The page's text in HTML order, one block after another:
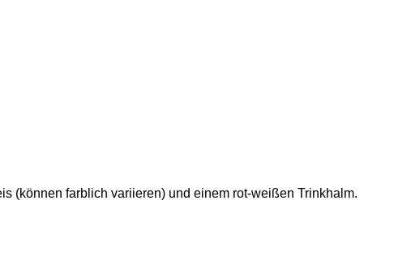
(können farblich variieren) und einem rot-weißen Trinkhalm.